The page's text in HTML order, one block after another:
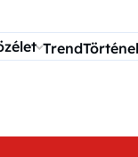
Trend